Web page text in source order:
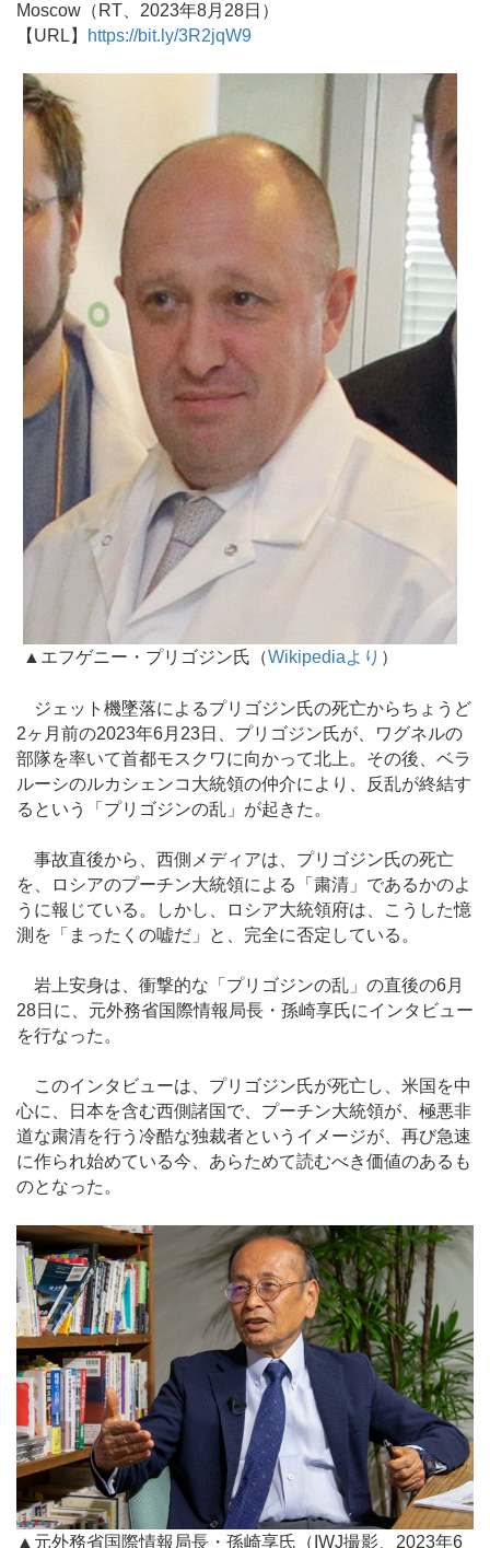
Moscow（RT、2023年8月28日）
【URL】
https://bit.ly/3R2jqW9
▲エフゲニー・プリゴジン氏（Wikipediaより ）
ジェット機墜落によるプリゴジン氏の死亡からちょうど
2ヶ月前の2023年6月23日、プリゴジン氏が、ワグネルの
部隊を率いて首都モスクワに向かって北上。その後、ベラ
ルーシのルカシェンコ大統領の仲介により、反乱が終結す
るという「プリゴジンの乱」が起きた。
事故直後から、西側メディアは、プリゴジン氏の死亡
を、ロシアのプーチン大統領による「粛清」であるかのよ
うに報じている。しかし、ロシア大統領府は、こうした憶
測を「まったくの嘘だ」と、完全に否定している。
岩上安身は、衝撃的な「プリゴジンの乱」の直後の6月
28日に、元外務省国際情報局長・孫崎享氏にインタビュー
を行なった。
このインタビューは、プリゴジン氏が死亡し、米国を中
心に、日本を含む西側諸国で、プーチン大統領が、極悪非
道な粛清を行う冷酷な独裁者というイメージが、再び急速
に作られ始めている今、あらためて読むべき価値のあるも
のとなった。
▲元外務省国際情報局長・孫崎享氏（IWJ撮影、2023年6